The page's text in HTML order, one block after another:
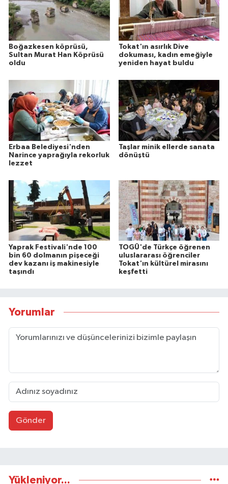
Boğazkesen köprüsü,
Sultan Murat Han Köprüsü
oldu
Tokat'ın asırlık Dive
dokuması, kadın emeğiyle
yeniden hayat buldu
Erbaa Belediyesi'nden
Narince yaprağıyla rekorluk
lezzet
Taşlar minik ellerde sanata
dönüştü
Yaprak Festivali'nde 100
bin 60 dolmanın pişeceği
dev kazanı iş makinesiyle
taşındı
TOGÜ'de Türkçe öğrenen
uluslararası öğrenciler
Tokat'ın kültürel mirasını
keşfetti
Yorumlar
Gönder
Yükleniyor...